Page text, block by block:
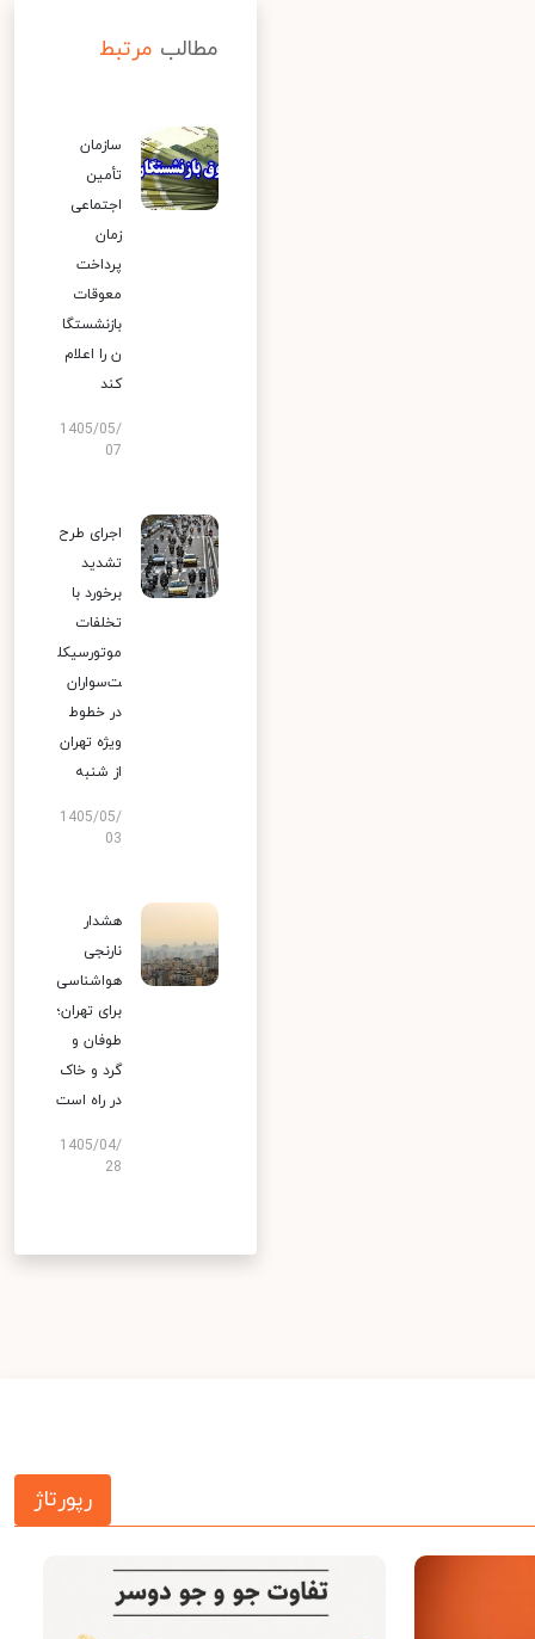
مطالب مرتبط
سازمان
تأمین
اجتماعی
زمان
پرداخت
معوقات
بازنشستگا
ن را اعلام
کند
1405/05/
07
اجرای طرح
تشدید
برخورد با
تخلفات
موتورسیکل
ت‌سواران
در خطوط
ویژه تهران
از شنبه
1405/05/
03
هشدار
نارنجی
هواشناسی
برای تهران؛
طوفان و
گرد و خاک
در راه است
1405/04/
28
رپورتاژ